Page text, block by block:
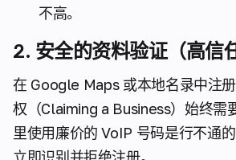
不高。
2. 安全的资料验证（高信
在 Google Maps 或本地名录中注
权（Claiming a Business）始终需
里使用廉价的 VoIP 号码是行不通